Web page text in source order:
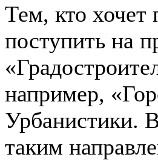
Тем, кто хочет
поступить на
например,
Урбанистики.
таким